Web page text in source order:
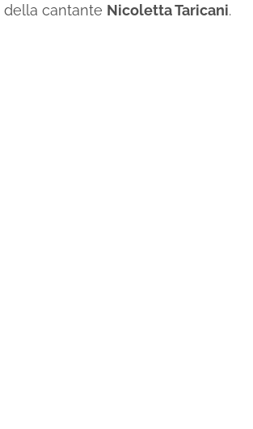
della cantante Nicoletta Taricani.